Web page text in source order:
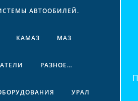
АВТООБИЛЕЙ.
КАМАЗ МАЗ
РАЗНОЕ…
УРАЛ